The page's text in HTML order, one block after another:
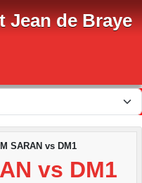
Jean de Braye
SARAN vs DM1
vs DM1